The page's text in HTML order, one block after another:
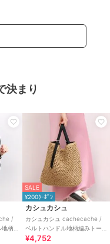
決まり
/
地柄
SALE
¥200ｸｰﾎﾟﾝ
カシュカシュ
カシュカシュ cachecache /
ベルトハンドル地柄編みトー
ト カゴバッグ
¥4,752